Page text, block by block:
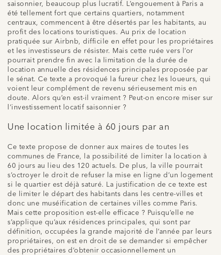
saisonnier, beaucoup plus lucratif. L’engouement à Paris a
été tellement fort que certains quartiers, notamment
centraux, commencent à être désertés par les habitants, au
profit des locations touristiques. Au prix de location
pratiquée sur Airbnb, difficile en effet pour les propriétaires
et les investisseurs de résister. Mais cette ruée vers l’or
pourrait prendre fin avec la limitation de la durée de
location annuelle des résidences principales proposée par
le sénat. Ce texte a provoqué la fureur chez les loueurs, qui
voient leur complément de revenu sérieusement mis en
doute. Alors qu’en est-il vraiment ? Peut-on encore miser sur
l’investissement locatif saisonnier ?
Une location limitée à 60 jours par an
Ce texte propose de donner aux maires de toutes les
communes de France, la possibilité de limiter la location à
60 jours au lieu des 120 actuels. De plus, la ville pourrait
s’octroyer le droit de refuser la mise en ligne d’un logement
si le quartier est déjà saturé. La justification de ce texte est
de limiter le départ des habitants dans les centre-villes et
donc une muséification de certaines villes comme Paris.
Mais cette proposition est-elle efficace ? Puisqu’elle ne
s’applique qu’aux résidences principales, qui sont par
définition, occupées la grande majorité de l’année par leurs
propriétaires, on est en droit de se demander si empêcher
des propriétaires d’obtenir occasionnellement un